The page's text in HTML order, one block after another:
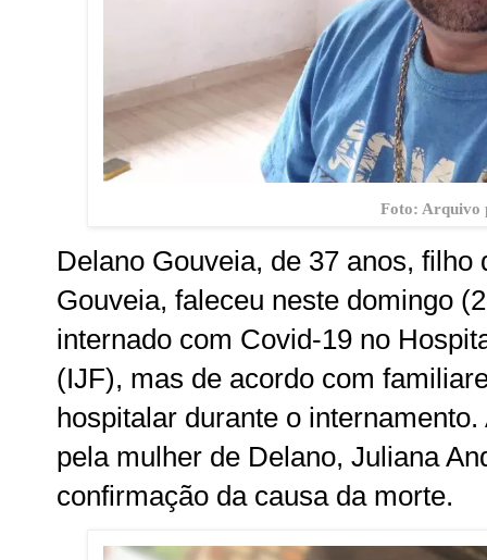
Foto: Arquivo
Delano Gouveia, de 37 anos,
Gouveia, faleceu neste domingo
internado com Covid-19 no
(IJF), mas de acordo com
hospitalar durante o
pela mulher de Delano, Juliana
confirmação da causa da morte.